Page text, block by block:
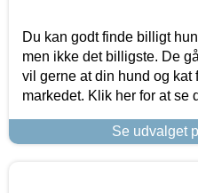
Du kan godt finde billigt
men ikke det billigste. De
vil gerne at din hund og kat
markedet. Klik her for at se
Se udvalget